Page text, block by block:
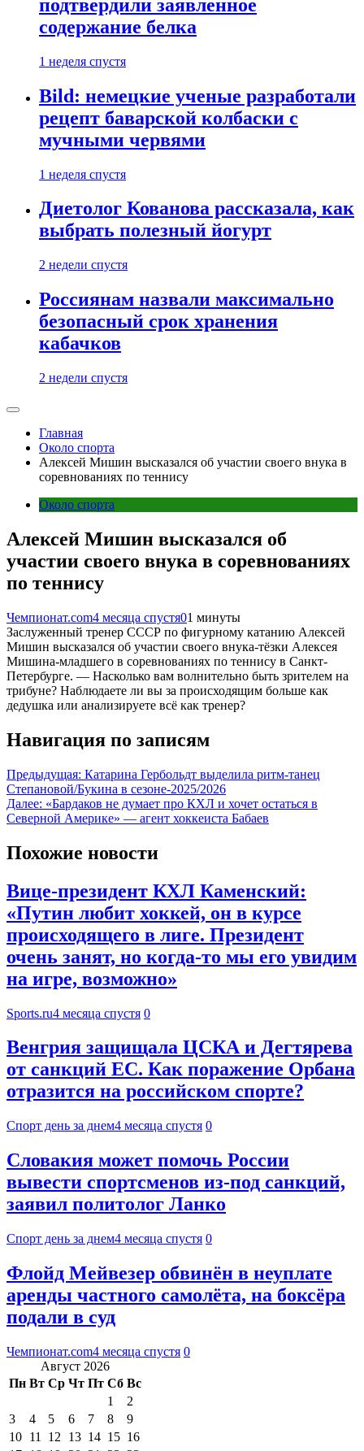
подтвердили заявленное
содержание белка
1 неделя спустя
Bild: немецкие ученые разработали
рецепт баварской колбаски с
мучными червями
1 неделя спустя
Диетолог Кованова рассказала, как
выбрать полезный йогурт
2 недели спустя
Россиянам назвали максимально
безопасный срок хранения
кабачков
2 недели спустя
Главная
Около спорта
Алексей Мишин высказался об участии своего внука в
соревнованиях по теннису
Около спорта
Алексей Мишин высказался об
участии своего внука в соревнованиях
по теннису
Чемпионат.com4 месяца спустя01 минуты
Заслуженный тренер СССР по фигурному катанию Алексей
Мишин высказался об участии своего внука-тёзки Алексея
Мишина-младшего в соревнованиях по теннису в Санкт-
Петербурге. — Насколько вам волнительно быть зрителем на
трибуне? Наблюдаете ли вы за происходящим больше как
дедушка или анализируете всё как тренер?
Навигация по записям
Предыдущая: Катарина Гербольдт выделила ритм-танец
Степановой/Букина в сезоне-2025/2026
Далее: «Бардаков не думает про КХЛ и хочет остаться в
Северной Америке» — агент хоккеиста Бабаев
Похожие новости
Вице-президент КХЛ Каменский:
«Путин любит хоккей, он в курсе
происходящего в лиге. Президент
очень занят, но когда-то мы его увидим
на игре, возможно»
Sports.ru4 месяца спустя 0
Венгрия защищала ЦСКА и Дегтярева
от санкций ЕС. Как поражение Орбана
отразится на российском спорте?
Спорт день за днем4 месяца спустя 0
Словакия может помочь России
вывести спортсменов из-под санкций,
заявил политолог Ланко
Спорт день за днем4 месяца спустя 0
Флойд Мейвезер обвинён в неуплате
аренды частного самолёта, на боксёра
подали в суд
Чемпионат.com4 месяца спустя 0
Август 2026
Пн Вт Ср Чт Пт Сб Вс
1
2
3
4 5 6 7 8
9
10 11 12 13 14 15 16